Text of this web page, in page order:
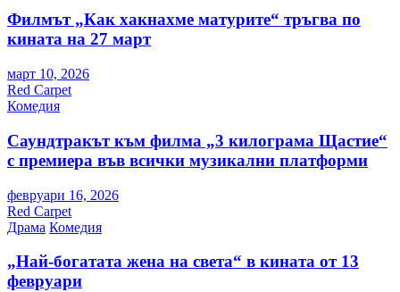
Филмът „Как хакнахме матурите“ тръгва по
кината на 27 март
март 10, 2026
Red Carpet
Комедия
Саундтракът към филма „3 килограма Щастие“
с премиера във всички музикални платформи
февруари 16, 2026
Red Carpet
Драма Комедия
„Най-богатата жена на света“ в кината от 13
февруари